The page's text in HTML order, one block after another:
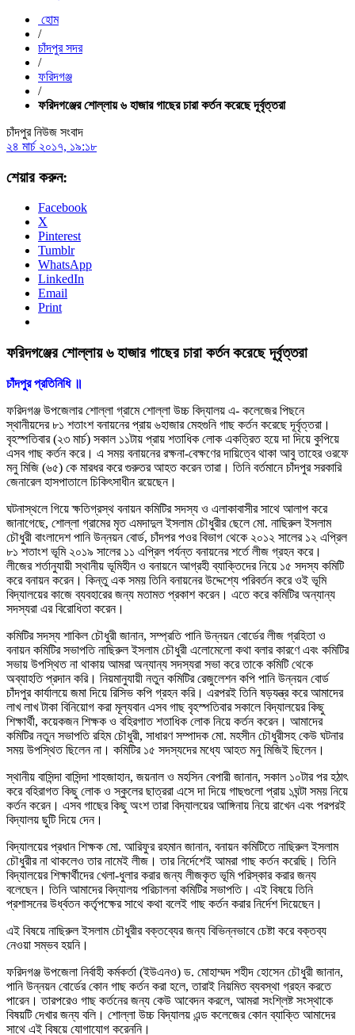
হোম
/
চাঁদপুর সদর
/
ফরিদগঞ্জ
/
ফরিদগঞ্জের শোল্লায় ৬ হাজার গাছের চারা কর্তন করেছে দূর্বৃত্তরা
চাঁদপুর নিউজ সংবাদ
২৪ মার্চ ২০১৭, ১৯:১৮
শেয়ার করুন:
Facebook
X
Pinterest
Tumblr
WhatsApp
LinkedIn
Email
Print
ফরিদগঞ্জের শোল্লায় ৬ হাজার গাছের চারা কর্তন করেছে দূর্বৃত্তরা
চাঁদপুর প্রতিনিধি ॥
ফরিদগঞ্জ উপজেলার শোল্লা গ্রামে শোল্লা উচ্চ বিদ্যালয় এ- কলেজের পিছনে
স্থানীয়দের ৮১ শতাংশ বনায়নের প্রায় ৬হাজার মেহগুনি গাছ কর্তন করেছে দূর্বৃত্তরা।
বৃহস্পতিবার (২৩ মার্চ) সকাল ১১টায় প্রায় শতাধিক লোক একত্রিত হয়ে দা দিয়ে কুপিয়ে
এসব গাছ কর্তন করে। এ সময় বনায়নের রক্ষনা-বেক্ষণের দায়িত্বে থাকা আবু তাহের ওরফে
মনু মিজি (৬৫) কে মারধর করে গুরুতর আহত করেন তারা। তিনি বর্তমানে চাঁদপুর সরকারি
জেনারেল হাসপাতালে চিকিৎসাধীন রয়েছেন।
ঘটনাস্থলে গিয়ে ক্ষতিগ্রস্থ বনায়ন কমিটির সদস্য ও এলাকাবাসীর সাথে আলাপ করে
জানাগেছে, শোল্লা গ্রামের মৃত এমদাদুল ইসলাম চৌধুরীর ছেলে মো. নাছিরুল ইসলাম
চৌধুরী বাংলাদেশ পানি উন্নয়ন বোর্ড, চাঁদপর পওর বিভাগ থেকে ২০১২ সালের ১২ এপ্রিল
৮১ শতাংশ ভূমি ২০১৯ সালের ১১ এপ্রিল পর্যন্ত বনায়নের শর্তে লীজ গ্রহন করে।
লীজের শর্তানুযায়ী স্থানীয় ভূমিহীন ও বনায়নে আগ্রহী ব্যাক্তিদের নিয়ে ১৫ সদস্য কমিটি
করে বনায়ন করেন। কিন্তু এক সময় তিনি বনায়নের উদ্দেশ্যে পরিবর্তন করে ওই ভূমি
বিদ্যালয়ের কাজে ব্যবহারের জন্য মতামত প্রকাশ করেন। এতে করে কমিটির অন্যান্য
সদস্যরা এর বিরোধিতা করেন।
কমিটির সদস্য শাকিল চৌধুরী জানান, সম্প্রতি পানি উন্নয়ন বোর্ডের লীজ গ্রহিতা ও
বনায়ন কমিটির সভাপতি নাছিরুল ইসলাম চৌধুরী এলোমেলো কথা বলার কারণে এবং কমিটির
সভায় উপস্থিত না থাকায় আমরা অন্যান্য সদস্যরা সভা করে তাকে কমিটি থেকে
অব্যাহতি প্রদান করি। নিয়মানুযায়ী নতুন কমিটির রেজুলেশন কপি পানি উন্নয়ন বোর্ড
চাঁদপুর কার্যালয়ে জমা দিয়ে রিসিভ কপি গ্রহন করি। এরপরই তিনি ষড়যন্ত্র করে আমাদের
লাখ লাখ টাকা বিনিয়োগ করা মূল্যবান এসব গাছ বৃহস্পতিবার সকালে বিদ্যালয়ের কিছু
শিক্ষার্থী, কয়েকজন শিক্ষক ও বহিরগাত শতাধিক লোক নিয়ে কর্তন করেন। আমাদের
কমিটির নতুন সভাপতি রহিম চৌধুরী, সাধারণ সম্পাদক মো. মহসীন চৌধুরীসহ কেউ ঘটনার
সময় উপস্থিত ছিলেন না। কমিটির ১৫ সদস্যদের মধ্যে আহত মনু মিজিই ছিলেন।
স্থানীয় বাসিন্দা বাসিন্দা শাহজাহান, জয়নাল ও মহসিন বেপারী জানান, সকাল ১০টার পর হঠাৎ
করে বহিরাগত কিছু লোক ও স্কুলের ছাত্ররা এসে দা দিয়ে গাছগুলো প্রায় ১ঘন্টা সময় নিয়ে
কর্তন করেন। এসব গাছের কিছু অংশ তারা বিদ্যালয়ের আঙ্গিনায় নিয়ে রাখেন এবং পরপরই
বিদ্যালয় ছুটি দিয়ে দেন।
বিদ্যালয়ের প্রধান শিক্ষক মো. আরিফুর রহমান জানান, বনায়ন কমিটিতে নাছিরুল ইসলাম
চৌধুরীর না থাকলেও তার নামেই লীজ। তার নির্দেশেই আমরা গাছ কর্তন করেছি। তিনি
বিদ্যালয়ের শিক্ষার্থীদের খেলা-ধুলার করার জন্য লীজকৃত ভূমি পরিস্কার করার জন্য
বলেছেন। তিনি আমাদের বিদ্যালয় পরিচালনা কমিটির সভাপতি। এই বিষয়ে তিনি
প্রশাসনের উর্ধ্বতন কর্তৃপক্ষের সাথে কথা বলেই গাছ কর্তন করার নির্দেশ দিয়েছেন।
এই বিষয়ে নাছিরুল ইসলাম চৌধুরীর বক্তব্যের জন্য বিভিন্নভাবে চেষ্টা করে বক্তব্য
নেওয়া সম্ভব হয়নি।
ফরিদগঞ্জ উপজেলা নির্বাহী কর্মকর্তা (ইউএনও) ড. মোহাম্মদ শহীদ হোসেন চৌধুরী জানান,
পানি উন্নয়ন বোর্ডের কোন গাছ কর্তন করা হলে, তারাই নিয়মিত ব্যবস্থা গ্রহন করতে
পারেন। তারপরেও গাছ কর্তনের জন্য কেউ আবেদন করলে, আমরা সংশ্লিষ্ট সংস্থাকে
বিষয়টি দেখার জন্য বলি। শোল্লা উচ্চ বিদ্যালয় এন্ড কলেজের কোন ব্যাক্তি আমাদের
সাথে এই বিষয়ে যোগাযোগ করেননি।